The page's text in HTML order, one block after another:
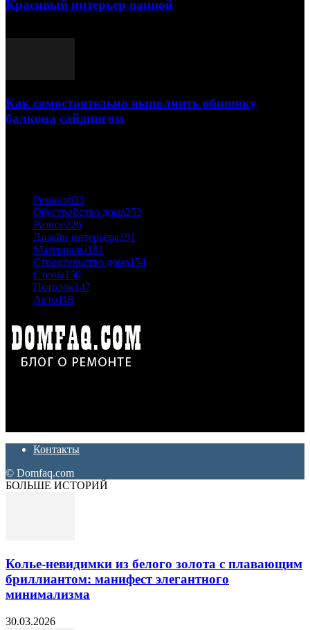
Красивый интерьер ванной
Как самостоятельно выполнить обшивку
балкона сайдингом
Ремонт635
Обустройство дома252
Разное226
Дизайн интерьера191
Материалы181
Строительство дома154
Стены150
Потолок147
Авто118
Контакты
© Domfaq.com
БОЛЬШЕ ИСТОРИЙ
Колье-невидимки из белого золота с плавающим
бриллиантом: манифест элегантного
минимализма
30.03.2026